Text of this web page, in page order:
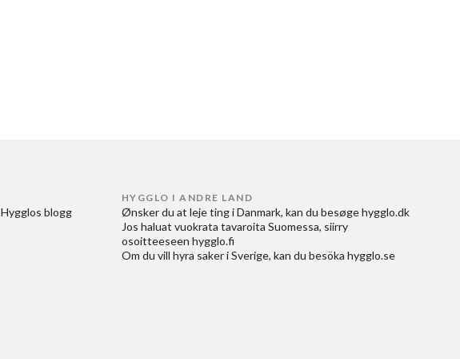
Hygglos blogg
HYGGLO I ANDRE LAND
Ønsker du at leje ting i Danmark, kan du besøge hygglo.dk
Jos haluat vuokrata tavaroita Suomessa, siirry
osoitteeseen hygglo.fi
Om du vill hyra saker i Sverige, kan du besöka hygglo.se